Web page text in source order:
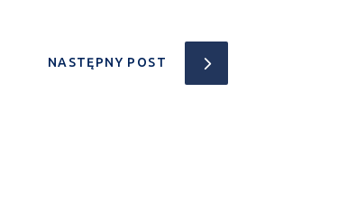
NASTĘPNY POST